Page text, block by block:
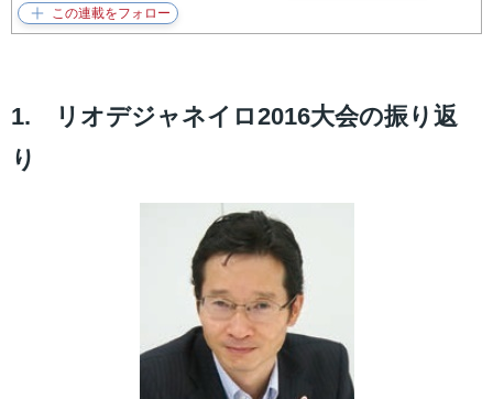
1. リオデジャネイロ2016大会の振り返
り